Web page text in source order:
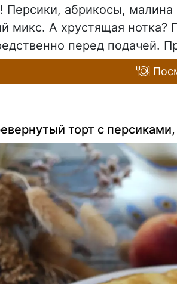
Персики, абрикосы,
микс. А хрустящая
перед подачей.
торт с